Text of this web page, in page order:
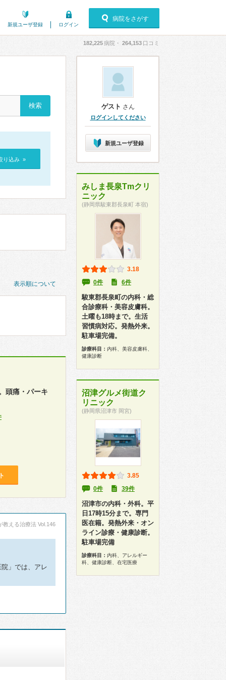
新規ユーザ登録 ログイン
病院をさがす
182,225病院・ 264,153 口コミ
り込み »
表示順について
頭痛・パーキ
教える治療法 Vol.146
」では、アレ
ゲスト さん
ログインしてください
新規ユーザ登録
みしま長泉Tmクリ
ニック
(静岡県駿東郡長泉町 本宿)
3.18
0件
6件
駿東郡長泉町の内科・総
合診療科・美容皮膚科。
土曜も18時まで。生活
習慣病対応。発熱外来。
駐車場完備。
診療科目： 内科、美容皮膚科、
健康診断
沼津グルメ街道ク
リニック
(静岡県沼津市 岡宮)
3.85
0件
39件
沼津市の内科・外科。平
日17時15分まで。専門
医在籍。発熱外来・オン
ライン診療・健康診断。
駐車場完備
診療科目： 内科、アレルギー
科、健康診断、在宅医療